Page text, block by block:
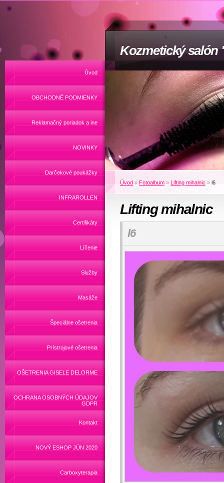
Kozmetický salón
Úvod
OBCHODNÉ PODMIENKY
Reklamačný poriadok a ine
NOVINKY
Darčekové poukážky
INFRAROLLEN
Certifikáty
Líčenie
Služby
Masáže
Špeciálne ošetrenia
Prístrojové ošetrenia
OŠETRENIA GISELE DELORME
OCHRANA OSOBNÝCH ÚDAJOV
GDPR
Kontakt
NOVÝ ESHOP JÚN 2020
Carboxyterapia
Úvod » Fotoalbum » Lifting mihalnic » l6
Lifting mihalnic
l6